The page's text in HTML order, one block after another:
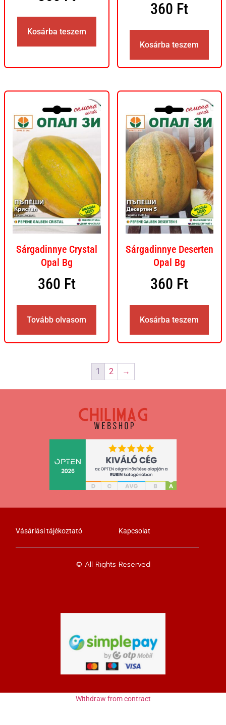
Kosárba teszem
360 Ft
Kosárba teszem
Sárgadinnye Crystal
Opal Bg
360 Ft
Tovább olvasom
Sárgadinnye Deserten
Opal Bg
360 Ft
Kosárba teszem
1 2 →
Vásárlási tájékoztató Kapcsolat
© All Rights Reserved
Withdraw from contract